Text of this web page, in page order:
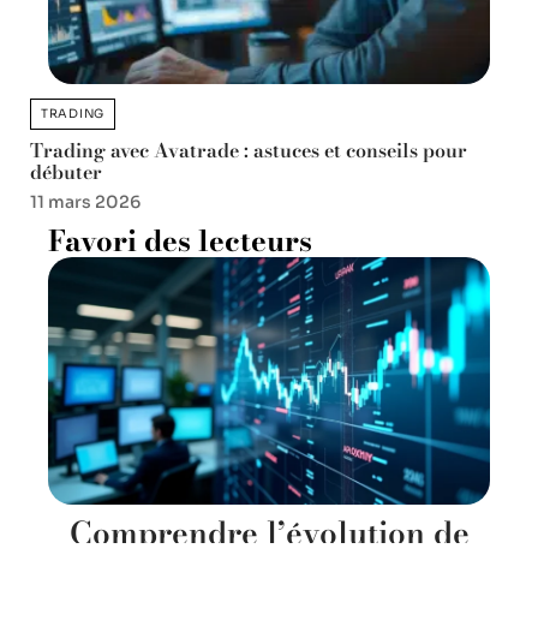
TRADING
Trading avec Avatrade : astuces et conseils pour
débuter
11 mars 2026
Favori des lecteurs
Comprendre l’évolution de